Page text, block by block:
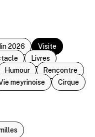
2026
Visite
Livres
Humour
Rencontre
meyrinoise
Cirque